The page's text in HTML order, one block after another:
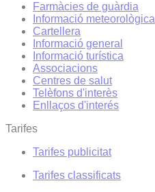
Farmàcies de guàrdia
Informació meteorològica
Cartellera
Informació general
Informació turística
Associacions
Centres de salut
Telèfons d'interès
Enllaços d'interés
Tarifes
Tarifes publicitat
Tarifes classificats